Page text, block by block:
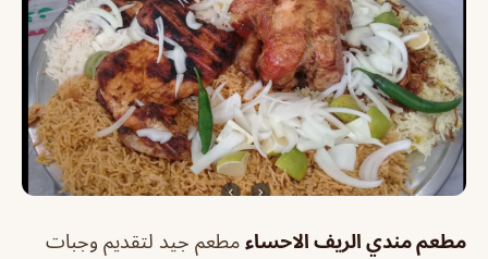
مطعم مندي الريف الاحساء مطعم جيد لتقديم وجبات